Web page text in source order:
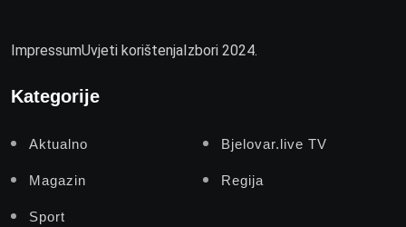
ImpressumUvjeti korištenjaIzbori 2024.
Kategorije
Aktualno Bjelovar.live TV
Magazin Regija
Sport